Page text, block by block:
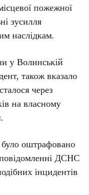
пожежної
зусилля
наслідкам.
у Волинській
також вказало
через
на власному
оштрафовано
ДСНС
інцидентів